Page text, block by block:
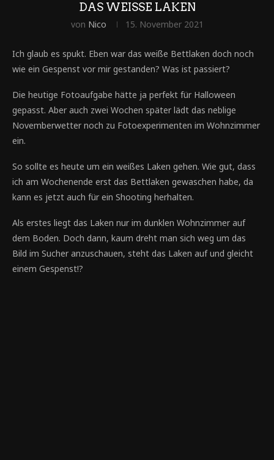
DAS WEISSE LAKEN
von Nico 15. November 2021
Ich glaub es spukt. Eben war das weiße Bettlaken doch noch
wie ein Gespenst vor mir gestanden? Was ist passiert?
Die heutige Fotoaufgabe hätte ja perfekt für Halloween
gepasst. Aber auch zwei Wochen später lädt das neblige
Novemberwetter noch zu Fotoexperimenten im Wohnzimmer
ein.
So sollte es heute um ein weißes Laken gehen. Wie gut, dass
ich am Wochenende erst das Bettlaken gewaschen habe, da
kann es jetzt auch für ein Shooting herhalten.
Als erstes liegt das Laken nur im dunklen Wohnzimmer auf
dem Boden. Doch dann, kaum dreht man sich weg um das
Bild im Sucher anzuschauen, steht das Laken auf und gleicht
einem Gespenst!?